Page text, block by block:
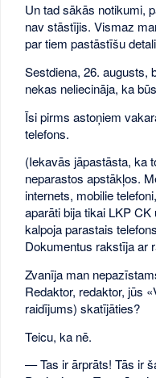
Un tad sākās notikumi,
nav stāstījis. Vismaz
par tiem pastāstīšu
Sestdiena, 26. augusts,
nekas neliecināja, ka
Īsi pirms astoņiem
telefons.
(Iekavās jāpastāsta, ka
neparastos apstākļos.
internets, mobilie
aparāti bija tikai LKP
kalpoja parastais
Dokumentus rakstīja ar
Zvanīja man
Redaktor, redaktor, jūs
raidījums) skatījāties?
Teicu, ka nē.
— Tas ir ārprāts! Tās ir